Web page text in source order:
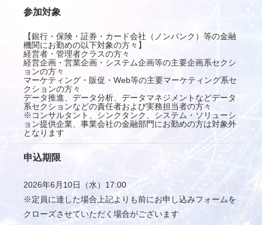
参加対象
【銀行・保険・証券・カード会社（ノンバンク）等の金融
機関にお勤めの以下対象の方々】
経営者・管理者クラスの方々
経営企画・営業企画・システム企画等の主要企画系セクシ
ョンの方々
マーケティング・販促・Web等の主要マーケティング系セ
クションの方々
データ推進、データ分析、データマネジメントなどデータ
系セクションなどの責任者および実務担当者の方々
※コンサルタント、シンクタンク、システム・ソリューシ
ョン提供企業、事業会社の金融部門にお勤めの方は対象外
となります
申込期限
2026年6月10日（水）17:00
※定員に達した場合上記よりも前にお申し込みフォームを
クローズさせていただく場合がございます